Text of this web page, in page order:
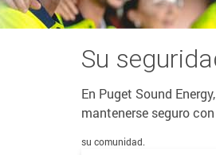
Su
En Puget Sound
mantenerse seguro
su comunidad.